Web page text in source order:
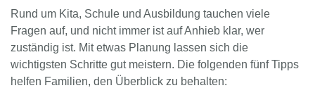
Rund um Kita, Schule und Ausbildung tauchen viele
Fragen auf, und nicht immer ist auf Anhieb klar, wer
zuständig ist. Mit etwas Planung lassen sich die
wichtigsten Schritte gut meistern. Die folgenden fünf Tipps
helfen Familien, den Überblick zu behalten: